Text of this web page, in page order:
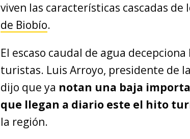
viven las características cascadas de
de Biobío.
El escaso caudal de agua
turistas. Luis Arroyo, presidente de
dijo que ya notan una baja
que llegan a diario este el hito
la región.